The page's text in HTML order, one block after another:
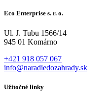
Eco Enterprise s. r. o.
Ul. J. Tubu 1566/14
945 01 Komárno
+421 918 057 067
info@naradiedozahrady.sk
Užitočné linky